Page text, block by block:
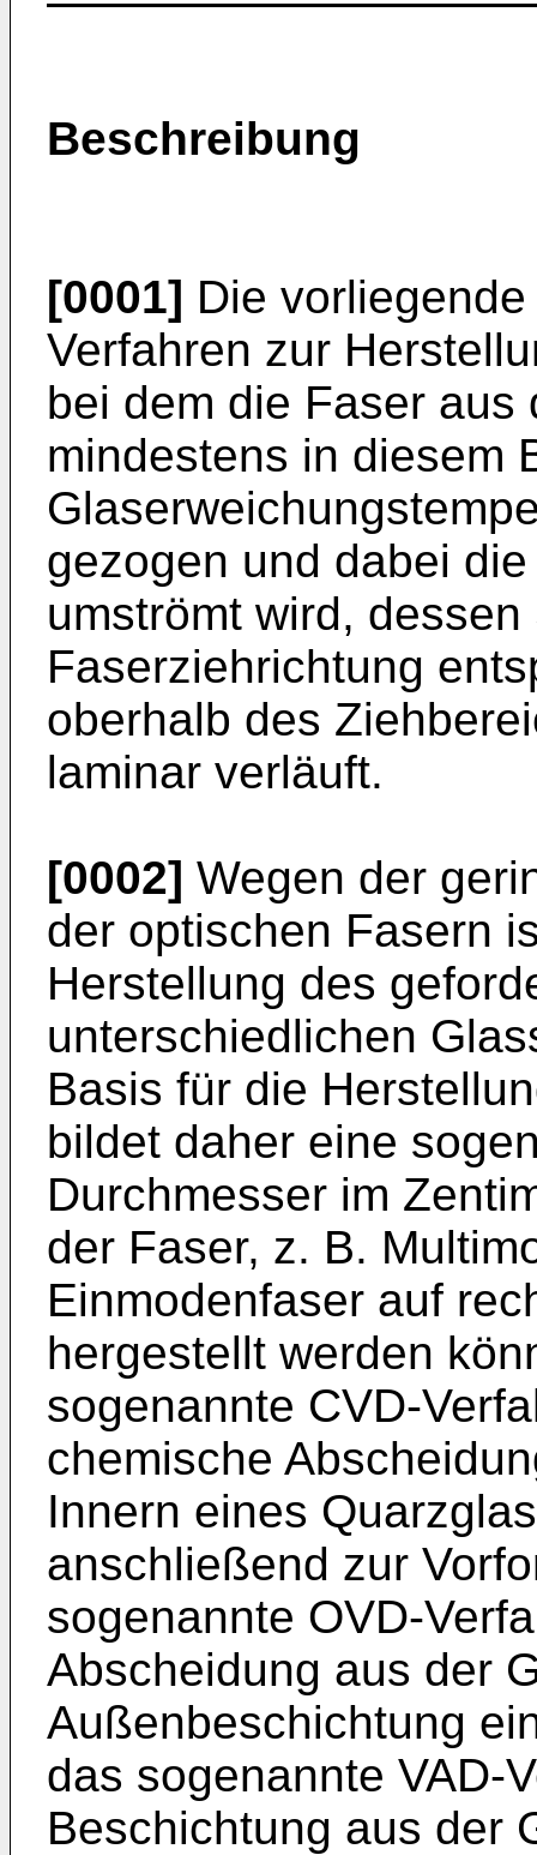
Beschreibung
[0001] Die
Verfahren zur
bei dem die Faser
mindestens in diesem
gezogen und dabei
umströmt wird,
Faserziehrichtung
oberhalb des
laminar verläuft.
[0002] Wegen der
der optischen Fasern
Herstellung des
unterschiedlichen
Basis für die
bildet daher eine
Durchmesser im
der Faser, z. B.
Einmodenfaser auf
hergestellt werden
sogenannte CVD-
chemische
Innern eines
anschließend zur
sogenannte OVD-
Abscheidung aus der
Außenbeschichtung
das sogenannte VAD-
Beschichtung aus der